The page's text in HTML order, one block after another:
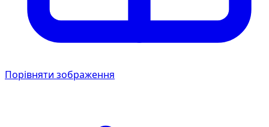
Порівняти зображення